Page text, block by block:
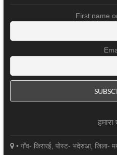
First name
हमारा
• गाँव- किरारई, पोस्ट- भदेरुआ, जिला-